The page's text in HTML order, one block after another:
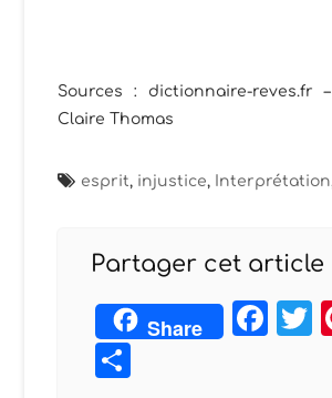
Sources : dictionnaire-reves.fr
Claire Thomas
esprit, injustice, Interprétation
Partager cet article
Share